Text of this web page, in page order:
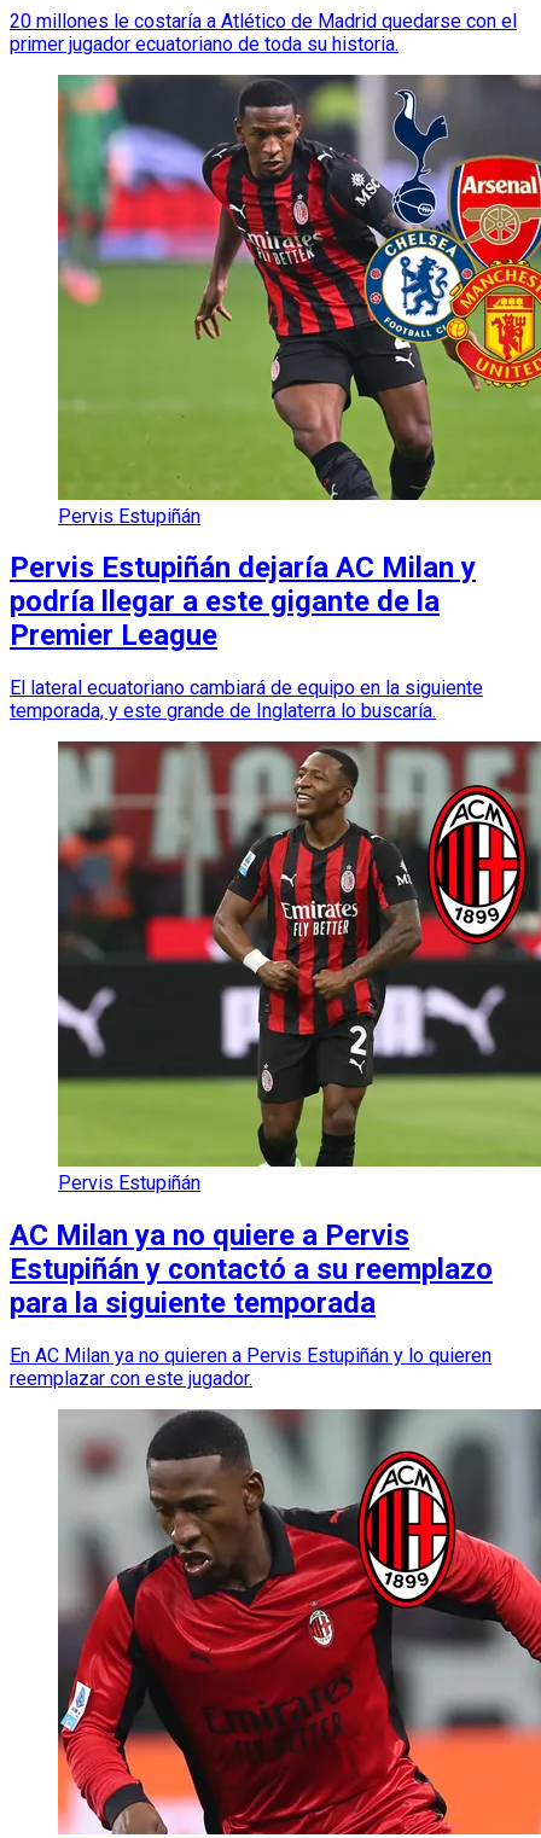
20 millones le costaría a Atlético de Madrid quedarse con el
primer jugador ecuatoriano de toda su historia.
Pervis Estupiñán
Pervis Estupiñán dejaría AC Milan y
podría llegar a este gigante de la
Premier League
El lateral ecuatoriano cambiará de equipo en la siguiente
temporada, y este grande de Inglaterra lo buscaría.
Pervis Estupiñán
AC Milan ya no quiere a Pervis
Estupiñán y contactó a su reemplazo
para la siguiente temporada
En AC Milan ya no quieren a Pervis Estupiñán y lo quieren
reemplazar con este jugador.